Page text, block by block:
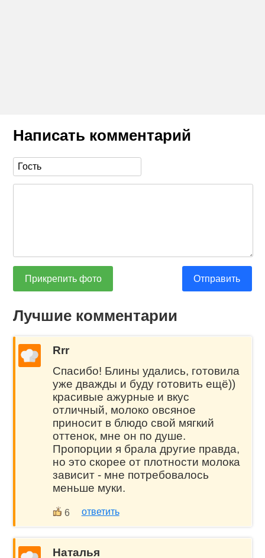
Написать комментарий
Прикрепить фото Отправить
Лучшие комментарии
Rrr
Спасибо! Блины удались, готовила
уже дважды и буду готовить ещё))
красивые ажурные и вкус
отличный, молоко овсяное
приносит в блюдо свой мягкий
оттенок, мне он по душе.
Пропорции я брала другие правда,
но это скорее от плотности молока
зависит - мне потребовалось
меньше муки.
6 ответить
Наталья